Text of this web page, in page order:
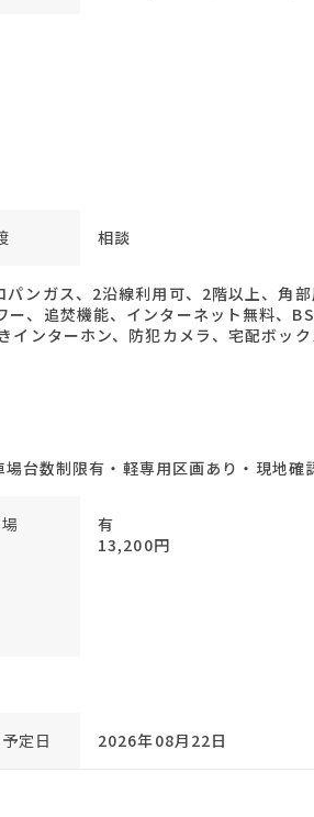
相談
ンガス、2沿線利用可、2階以上、角
、追焚機能、インターネット無料、
インターホン、防犯カメラ、宅配ボッ
数制限有・軽専用区画あり・現地確
有
13,200円
定日 2026年08月22日